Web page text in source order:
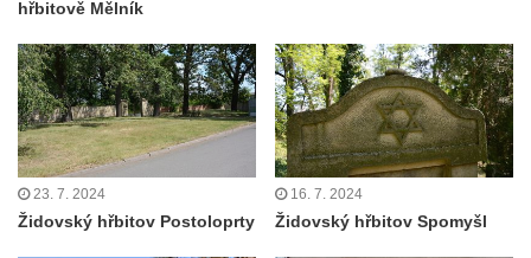
hřbitově Mělník
23. 7. 2024
Židovský hřbitov Postoloprty
16. 7. 2024
Židovský hřbitov Spomyšl